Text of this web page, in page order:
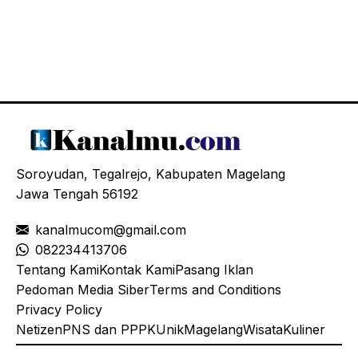
Soroyudan, Tegalrejo, Kabupaten Magelang
Jawa Tengah 56192
kanalmucom@gmail.com
082234413706
Tentang KamiKontak KamiPasang Iklan
Pedoman Media SiberTerms and Conditions
Privacy Policy
NetizenPNS dan PPPKUnikMagelangWisataKuliner